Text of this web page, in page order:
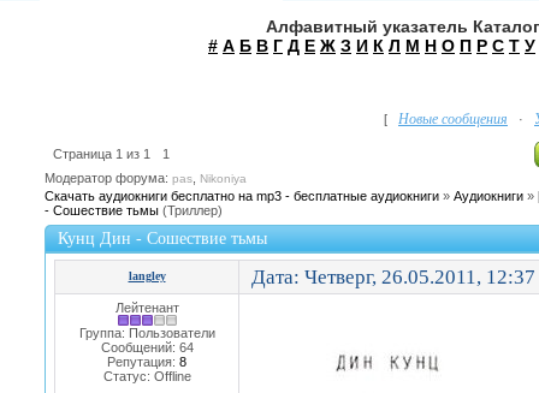
Алфавитный указатель
# А Б В Г Д Е Ж З И К Л М Н О П Р С Т У
[ Новые сообщения ·
Страница 1 из 1
1
Модератор форума: pas Nikoniya
Скачать аудиокниги бесплатно на mp3 - бесплатные аудиокниги » Аудиокниги »
- Сошествие тьмы (Триллер)
Кунц Дин - Сошествие тьмы
langley Дата: Четверг, 26.05.2011,
Лейтенант
Группа: Пользователи
Сообщений: 64
Репутация: 8
Статус: Offline